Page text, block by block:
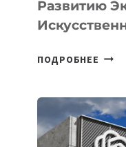
Развитию
ПОДРОБНЕЕ В
ПО